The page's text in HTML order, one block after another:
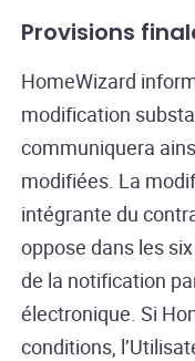
Provisions
HomeWizard
modification
communiquera
modifiées. La
intégrante du
oppose dans les
de la notification
électronique. Si
conditions,